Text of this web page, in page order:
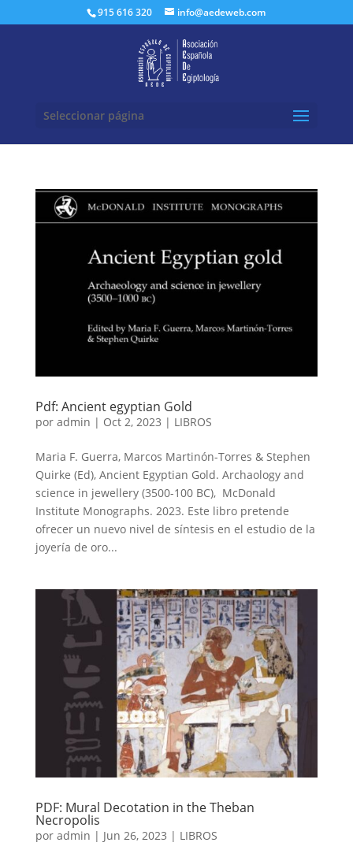
915 616 320 info@aedeweb.com
Seleccionar página
Pdf: Ancient egyptian Gold
por admin | Oct 2, 2023 | LIBROS
Maria F. Guerra, Marcos Martinón-Torres & Stephen
Quirke (Ed), Ancient Egyptian Gold. Archaology and
science in jewellery (3500-100 BC), McDonald
Institute Monographs. 2023. Este libro pretende
ofrecer un nuevo nivel de síntesis en el estudio de la
joyería de oro...
PDF: Mural Decotation in the Theban
Necropolis
por admin | Jun 26, 2023 | LIBROS